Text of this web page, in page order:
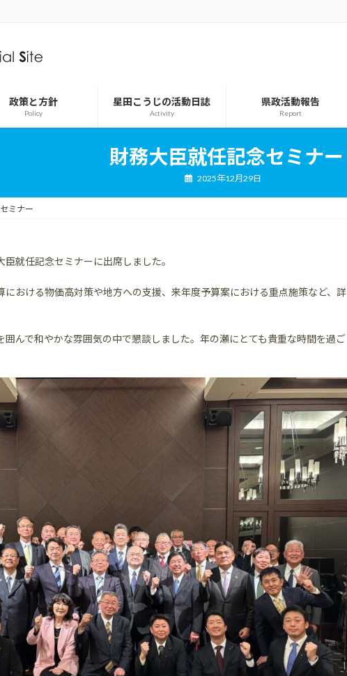
政策と方針
Policy
星田こうじの活動日誌
Activity
県政活動報告
Report
財務大臣就任記念セミナー
2025年12月29日
ミナー
就任記念セミナーに出席しました。
における物価高対策や地方への支援、来年度予算案における重点施策など、詳
んで和やかな雰囲気の中で懇談しました。年の瀬にとても貴重な時間を過ご